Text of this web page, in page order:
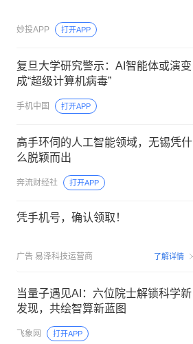
妙投APP 打开APP
复旦大学研究警示：AI智能体或演变
成“超级计算机病毒”
手机中国 打开APP
高手环伺的人工智能领域，无锡凭什
么脱颖而出
奔流财经社 打开APP
凭手机号，确认领取！
广告 易泽科技运营商 了解详情
当量子遇见AI：六位院士解锁科学新
发现，共绘智算新蓝图
飞象网 打开APP